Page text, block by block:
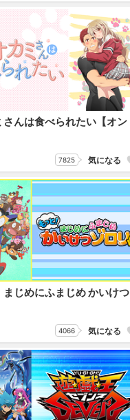
さんは食べられたい【オン
7825 気になる
まじめにふまじめ かいけつ
4066 気になる